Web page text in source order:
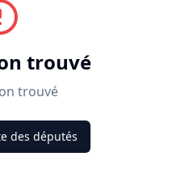
trouvé
trouvé
des députés